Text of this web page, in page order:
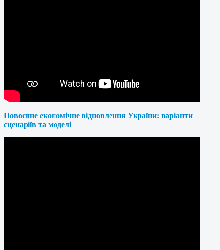
Повоєнне економічне відновлення України: варіанти
сценаріїв та моделі